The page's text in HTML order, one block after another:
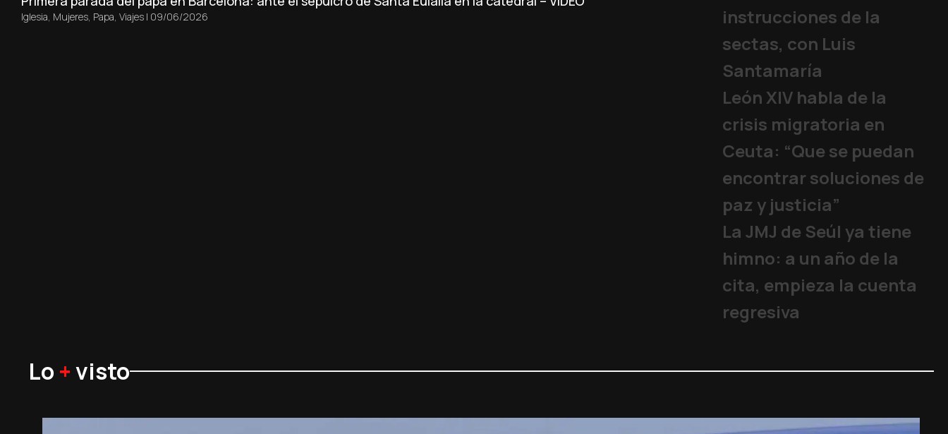
Iglesia Mujeres Papa Viajes | 09/06/2026 Iglesia,Familia y Vida
instrucciones de la
sectas, con Luis
Santamaría
León XIV habla de la
crisis migratoria en
Ceuta: “Que se puedan
encontrar soluciones de
paz y justicia”
La JMJ de Seúl ya tiene
himno: a un año de la
cita, empieza la cuenta
regresiva
Lo +visto